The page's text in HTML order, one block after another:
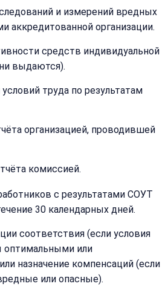
и измерений вредных
аккредитованной организации.
средств индивидуальной
выдаются).
труда по результатам
организацией, проводившей
комиссией.
с результатами СОУТ
30 календарных дней.
соответствия (если условия
оптимальными или
назначение компенсаций (если
или опасные).